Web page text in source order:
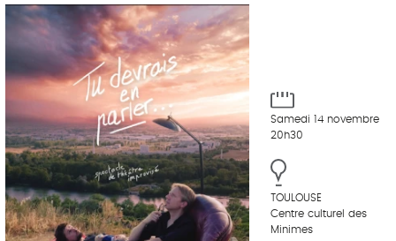
Samedi 14 novembre
20h30
TOULOUSE
Centre culturel des
Minimes